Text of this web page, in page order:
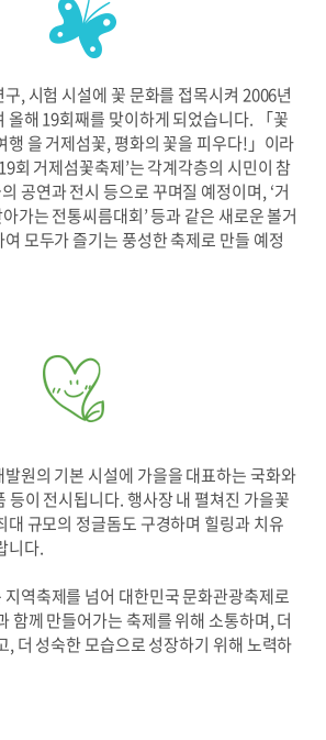
, 시험 시설에 꽃 문화를 접목시켜 2006년
올해 19회째를 맞이하게 되었습니다. 「꽃
행 을 거제섬꽃, 평화의 꽃을 피우다!」이라
회 거제섬꽃축제’는 각계각층의 시민이 참
공연과 전시 등으로 꾸며질 예정이며, ‘거
가는 전통씨름대회’ 등과 같은 새로운 볼거
모두가 즐기는 풍성한 축제로 만들 예정
원의 기본 시설에 가을을 대표하는 국화와
등이 전시됩니다. 행사장 내 펼쳐진 가을꽃
대 규모의 정글돔도 구경하며 힐링과 치유
니다.
역축제를 넘어 대한민국 문화관광축제로
함께 만들어가는 축제를 위해 소통하며, 더
, 더 성숙한 모습으로 성장하기 위해 노력하